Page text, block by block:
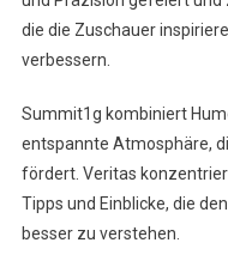
die die Zuschauer
verbessern.
Summit1g kombiniert
entspannte Atmosphäre,
fördert. Veritas
Tipps und Einblicke, die
besser zu verstehen.